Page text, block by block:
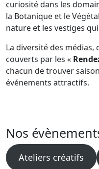
curiosité dans les
la Botanique et le
nature et les vestiges
La diversité des
couverts par les «
chacun de trouver
événements attractifs.
Nos
Ateliers créatifs